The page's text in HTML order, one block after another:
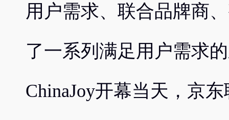
用户需求、联合品牌商
了一系列满足用户需求
ChinaJoy开幕当天，京